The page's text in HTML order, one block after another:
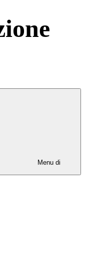
Menu di